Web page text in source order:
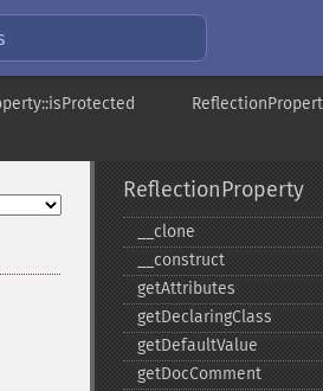
ReflectionProperty
_​_​clone
_​_​construct
getAttributes
getDeclaringClass
getDefaultValue
getDocComment